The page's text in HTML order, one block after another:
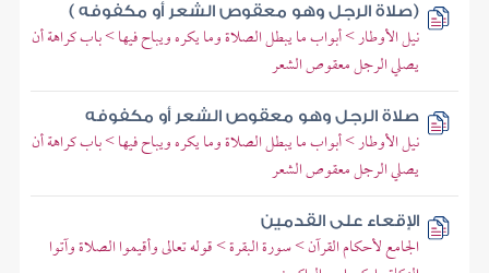
(صلاة الرجل وهو معقوص الشعر أو مكفوفه )
نيل الأوطار > أبواب ما يبطل الصلاة وما يكره ويباح فيها > باب كراهة أن
يصلي الرجل معقوص الشعر
صلاة الرجل وهو معقوص الشعر أو مكفوفه
نيل الأوطار > أبواب ما يبطل الصلاة وما يكره ويباح فيها > باب كراهة أن
يصلي الرجل معقوص الشعر
الإقعاء على القدمين
الجامع لأحكام القرآن > سورة البقرة > قوله تعالى وأقيموا الصلاة وآتوا